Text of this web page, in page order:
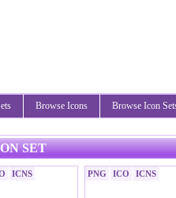
Browse Icons Browse Icon
SET
ICNS PNG ICO ICNS